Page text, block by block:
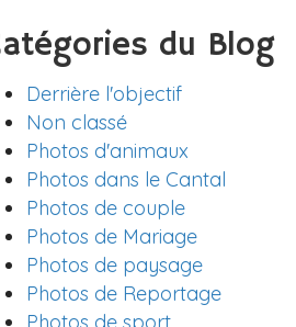
du Blog
Derrière l'objectif
Non classé
Photos d'animaux
Photos dans le Cantal
Photos de couple
Photos de Mariage
Photos de paysage
Photos de Reportage